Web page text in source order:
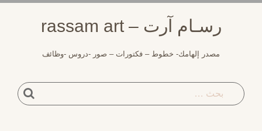
رسـام آرت – rassam art
مصدر إلهامك- خطوط – فكتورات – صور -دروس -وظائف